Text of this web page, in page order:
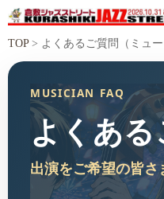
TOP> よくあるご質問（ミュー
MUSICIAN FAQ
よくある
出演をご希望の皆さ